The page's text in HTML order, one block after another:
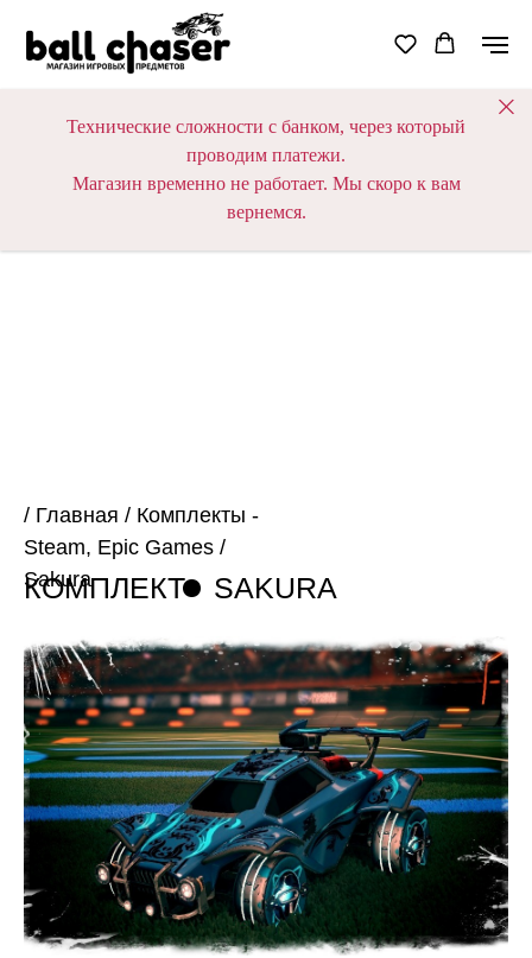
Технические сложности с банком, через который
проводим платежи.
Магазин временно не работает. Мы скоро к вам
вернемся.
КОМПЛЕКТ
/ Главная / Комплекты -
Steam, Epic Games /
Sakura
SAKURA